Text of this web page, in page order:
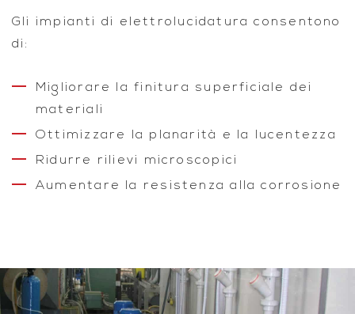
Gli impianti di elettrolucidatura consentono
di:
Migliorare la finitura superficiale dei
materiali
Ottimizzare la planarità e la lucentezza
Ridurre rilievi microscopici
Aumentare la resistenza alla corrosione